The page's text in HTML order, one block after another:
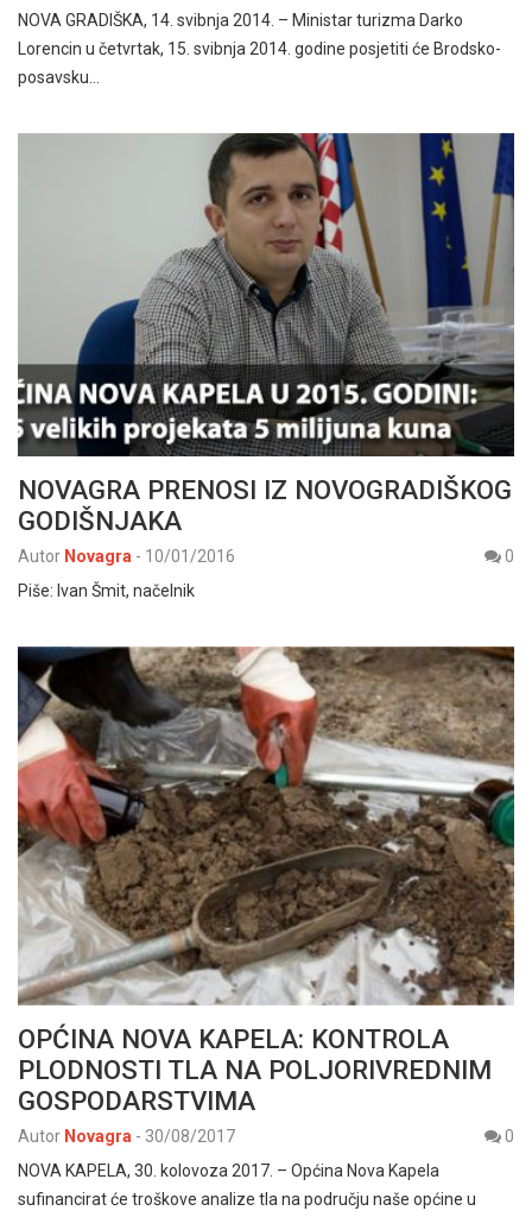
NOVA GRADIŠKA, 14. svibnja 2014. – Ministar turizma Darko
Lorencin u četvrtak, 15. svibnja 2014. godine posjetiti će Brodsko-
posavsku…
NOVAGRA PRENOSI IZ NOVOGRADIŠKOG
GODIŠNJAKA
Autor Novagra - 10/01/2016
0
Piše: Ivan Šmit, načelnik
OPĆINA NOVA KAPELA: KONTROLA
PLODNOSTI TLA NA POLJORIVREDNIM
GOSPODARSTVIMA
Autor Novagra - 30/08/2017
0
NOVA KAPELA, 30. kolovoza 2017. – Općina Nova Kapela
sufinancirat će troškove analize tla na području naše općine u